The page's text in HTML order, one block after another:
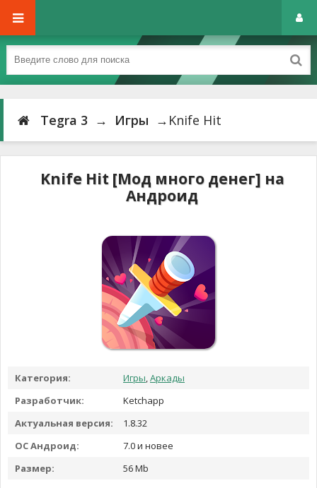
Tegra 3 → Игры →Knife Hit
Knife Hit [Мод много денег] на
Андроид
Категория: Игры,Аркады
Разработчик:
Ketchapp
Актуальная версия:
1.8.32
ОС Андроид:
7.0 и новее
Размер:
56 Mb